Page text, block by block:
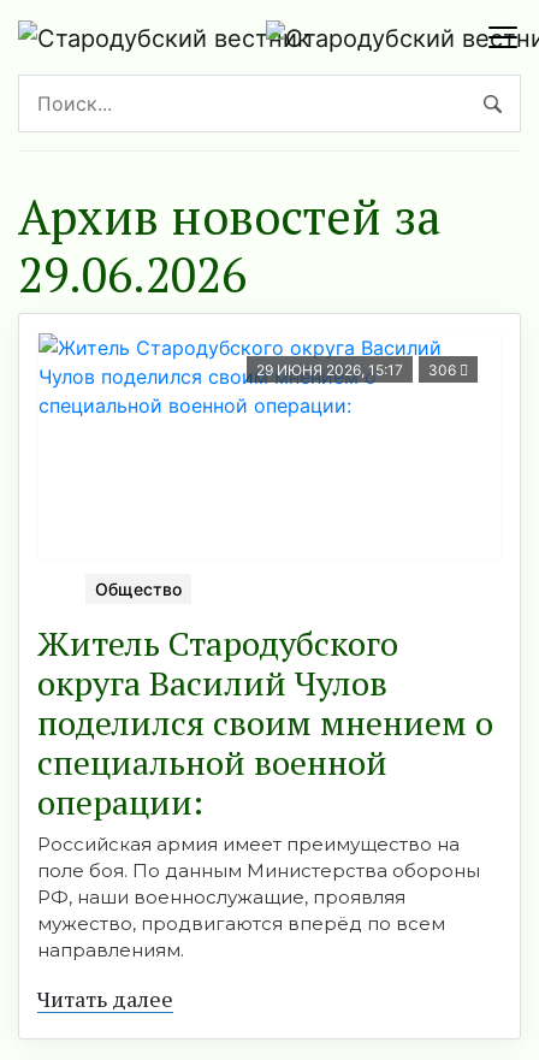
Архив новостей за
29.06.2026
29 ИЮНЯ 2026, 15:17 306
Общество
Житель Стародубского
округа Василий Чулов
поделился своим мнением о
специальной военной
операции:
Российская армия имеет преимущество на
поле боя. По данным Министерства обороны
РФ, наши военнослужащие, проявляя
мужество, продвигаются вперёд по всем
направлениям.
Читать далее